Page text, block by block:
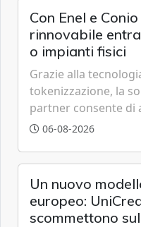
Con Enel e
rinnovabile
o impianti fisici
Grazie alla
tokenizzazione, la
partner consente di
all'eolico ottenendo
06-08-2026
Un nuovo
europeo:
scommettono